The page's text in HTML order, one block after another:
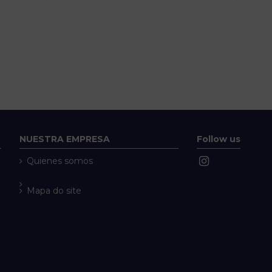
NUESTRA EMPRESA
Quienes somos
Mapa do site
Follow us